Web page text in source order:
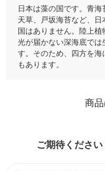
日本は藻の国です。青海
天草、戸坂海苔など、
国はありません。陸上植
光が届かない深海底では
す。そのため、四方を
もあります。
商
ご期待ください